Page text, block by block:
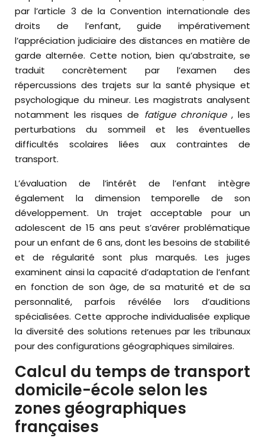
par l’article 3 de la Convention internationale des
droits de l’enfant, guide impérativement
l’appréciation judiciaire des distances en matière de
garde alternée. Cette notion, bien qu’abstraite, se
traduit concrètement par l’examen des
répercussions des trajets sur la santé physique et
psychologique du mineur. Les magistrats analysent
notamment les risques de fatigue chronique , les
perturbations du sommeil et les éventuelles
difficultés scolaires liées aux contraintes de
transport.
L’évaluation de l’intérêt de l’enfant intègre
également la dimension temporelle de son
développement. Un trajet acceptable pour un
adolescent de 15 ans peut s’avérer problématique
pour un enfant de 6 ans, dont les besoins de stabilité
et de régularité sont plus marqués. Les juges
examinent ainsi la capacité d’adaptation de l’enfant
en fonction de son âge, de sa maturité et de sa
personnalité, parfois révélée lors d’auditions
spécialisées. Cette approche individualisée explique
la diversité des solutions retenues par les tribunaux
pour des configurations géographiques similaires.
Calcul du temps de transport
domicile-école selon les
zones géographiques
françaises